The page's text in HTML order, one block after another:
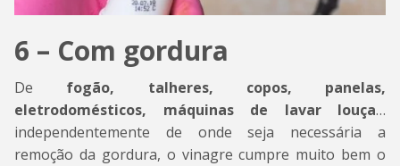
6 – Com gordura
De fogão, talheres, copos, panelas,
eletrodomésticos, máquinas de lavar louça…
independentemente de onde seja necessária a
remoção da gordura, o vinagre cumpre muito bem o